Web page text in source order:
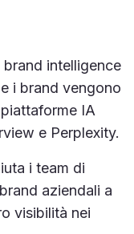
intelligence
i brand vengono
IA
e Perplexity.
i team di
aziendali a
visibilità nei